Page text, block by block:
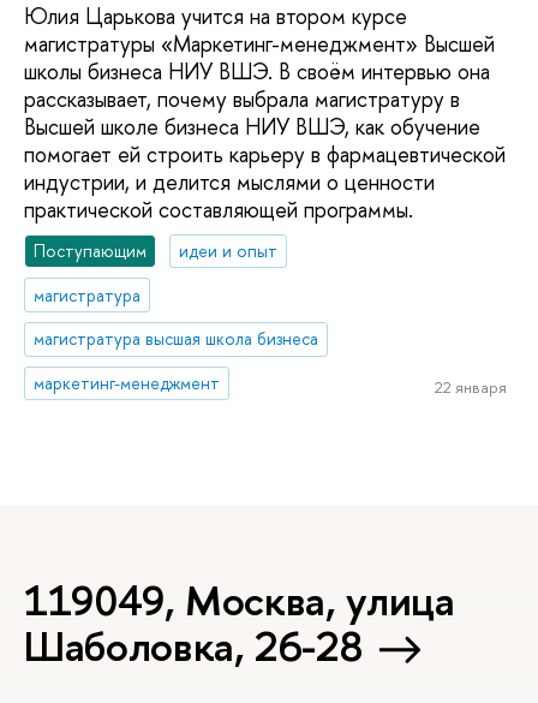
Юлия Царькова учится на втором курсе
магистратуры «Маркетинг-менеджмент» Высшей
школы бизнеса НИУ ВШЭ. В своём интервью она
рассказывает, почему выбрала магистратуру в
Высшей школе бизнеса НИУ ВШЭ, как обучение
помогает ей строить карьеру в фармацевтической
индустрии, и делится мыслями о ценности
практической составляющей программы.
Поступающим
идеи и опыт
магистратура
магистратура высшая школа бизнеса
маркетинг-менеджмент
22 января
119049, Москва, улица
Шаболовка, 26-28